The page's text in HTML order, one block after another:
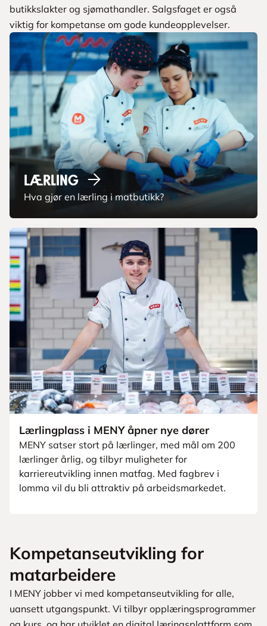
butikkslakter og sjømathandler. Salgsfaget er også
viktig for kompetanse om gode kundeopplevelser.
Lærling
Hva gjør en lærling i matbutikk?
Lærlingplass i MENY åpner nye dører
MENY satser stort på lærlinger, med mål om 200
lærlinger årlig, og tilbyr muligheter for
karriereutvikling innen matfag. Med fagbrev i
lomma vil du bli attraktiv på arbeidsmarkedet.
Kompetanseutvikling for
matarbeidere
I MENY jobber vi med kompetanseutvikling for alle,
uansett utgangspunkt. Vi tilbyr opplæringsprogrammer